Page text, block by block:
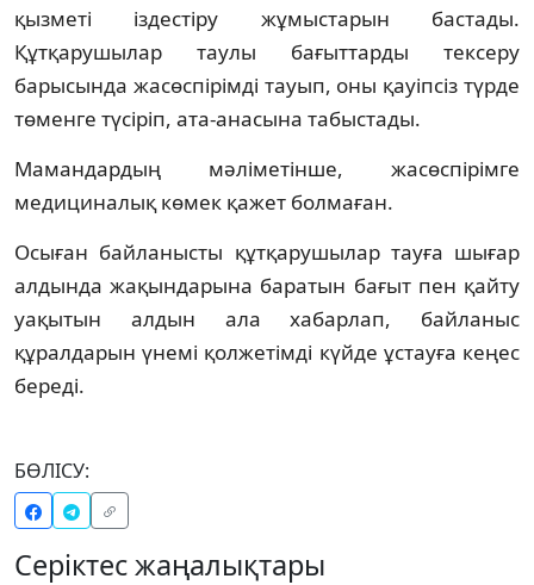
қызметі іздестіру жұмыстарын бастады.
Құтқарушылар таулы бағыттарды тексеру
барысында жасөспірімді тауып, оны қауіпсіз түрде
төменге түсіріп, ата-анасына табыстады.
Мамандардың мәліметінше, жасөспірімге
медициналық көмек қажет болмаған.
Осыған байланысты құтқарушылар тауға шығар
алдында жақындарына баратын бағыт пен қайту
уақытын алдын ала хабарлап, байланыс
құралдарын үнемі қолжетімді күйде ұстауға кеңес
береді.
БӨЛІСУ:
Серіктес жаңалықтары